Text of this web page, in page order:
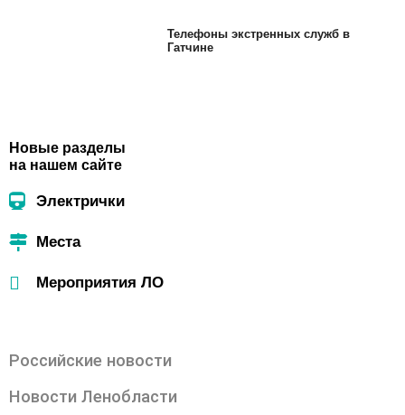
Телефоны экстренных служб в
Гатчине
Новые разделы
на нашем сайте
Электрички
Места
Мероприятия ЛО
Российские новости
Новости Ленобласти